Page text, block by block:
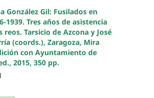
González Gil: Fusilados en
1939. Tres años de asistencia
Tarsicio de Azcona y José
(coords.), Zaragoza, Mira
con Ayuntamiento de
2015, 350 pp.